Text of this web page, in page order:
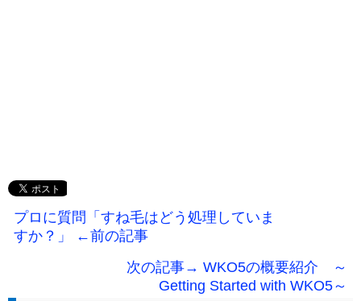
プロに質問「すね毛はどう処理していま
すか？」 ←前の記事
次の記事→ WKO5の概要紹介 ～
Getting Started with WKO5～